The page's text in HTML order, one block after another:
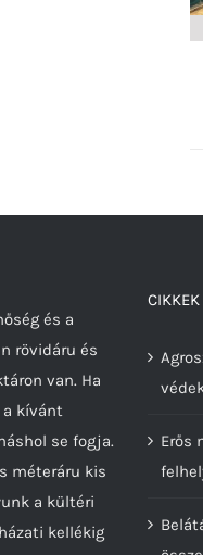
és a
rövidáru és
van. Ha
kívánt
se fogja.
méteráru kis
a kültéri
kellékig
CIKKEK
Erős